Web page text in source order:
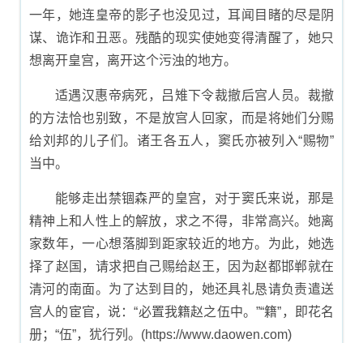
一年，她连皇帝的影子也没见过，耳闻目睹的尽是阴
谋、诡诈和丑恶。残酷的现实使她变得清醒了，她只
想离开皇宫，离开这个污浊的地方。
适遇汉惠帝病死，吕雉下令裁撤后宫人员。裁撤
的方法恰也别致，不是放宫人回家，而是将她们分赐
给刘邦的儿子们。诸王各五人，窦氏亦被列入“赐物”
当中。
能够走出禁锢森严的皇宫，对于窦氏来说，那是
精神上和人性上的解放，求之不得，非常高兴。她离
家数年，一心想落脚到距家较近的地方。为此，她选
择了赵国，请求把自己赐给赵王，因为赵都邯郸就在
清河的南面。为了达到目的，她还具礼恳请负责遣送
宫人的宦官，说：“必置我籍赵之伍中。”“籍”，即花名
册；“伍”，犹行列。(https://www.daowen.com)